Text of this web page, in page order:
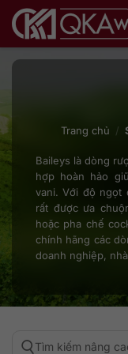
qua
dung
Trang chủ /
Baileys là dòng
hợp hoàn hảo
vani. Với độ ngọt
rất được ưa
hoặc pha chế
chính hãng các
doanh nghiệp,
Tìm kiếm nâng